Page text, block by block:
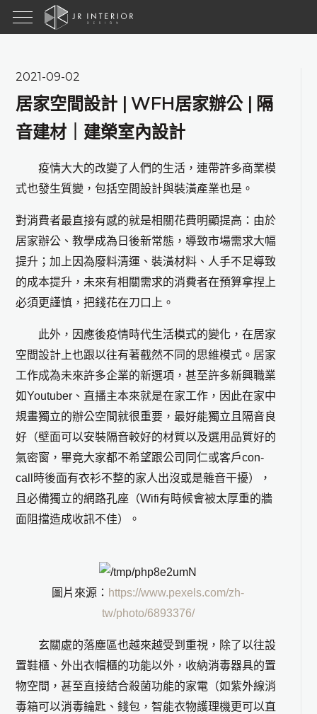
2021-09-02
居家空間設計 | WFH居家辦公 | 隔
音建材｜建榮室內設計
疫情大大的改變了人們的生活，連帶許多商業模
式也發生質變，包括空間設計與裝潢產業也是。
對消費者最直接有感的就是相關花費明顯提高：由於
居家辦公、教學成為日後新常態，導致市場需求大幅
提升；加上因為廢料清運、裝潢材料、人手不足導致
的成本提升，未來有相關需求的消費者在預算拿捏上
必須更謹慎，把錢花在刀口上。
此外，因應後疫情時代生活模式的變化，在居家
空間設計上也跟以往有著截然不同的思維模式。居家
工作成為未來許多企業的新選項，甚至許多新興職業
如Youtuber、直播主本來就是在家工作，因此在家中
規畫獨立的辦公空間就很重要，最好能獨立且隔音良
好（壁面可以安裝隔音較好的材質以及選用品質好的
氣密窗，畢竟大家都不希望跟公司同仁或客戶con-
call時後面有衣衫不整的家人出沒或是雜音干擾），
且必備獨立的網路孔座（Wifi有時候會被太厚重的牆
面阻擋造成收訊不佳）。
圖片來源： https://www.pexels.com/zh-
tw/photo/6893376/
玄關處的落塵區也越來越受到重視，除了以往設
置鞋櫃、外出衣帽櫃的功能以外，收納消毒器具的置
物空間，甚至直接結合殺菌功能的家電（如紫外線消
毒箱可以消毒鑰匙、錢包，智能衣物護理機更可以直